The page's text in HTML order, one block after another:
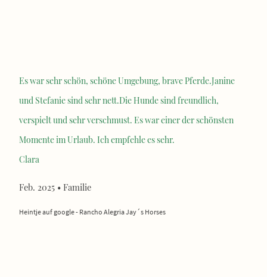
Es war sehr schön, schöne Umgebung, brave Pferde.Janine
und Stefanie sind sehr nett.Die Hunde sind freundlich,
verspielt und sehr verschmust. Es war einer der schönsten
Momente im Urlaub. Ich empfehle es sehr.
Clara
Feb. 2025 • Familie
Heintje auf google - Rancho Alegria Jay´s Horses